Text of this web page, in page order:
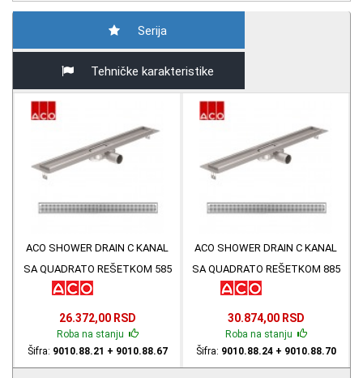
Serija
Tehničke karakteristike
ACO SHOWER DRAIN C KANAL
SA QUADRATO REŠETKOM 585
mm X 74mm 9010.88.21 +
9010.88.67
26.372,00 RSD
Roba na stanju
Šifra: 9010.88.21 + 9010.88.67
ACO SHOWER DRAIN C KANAL
SA QUADRATO REŠETKOM 885
mm X 74mm 9010.88.24 +
9010.88.70
30.874,00 RSD
Roba na stanju
Šifra: 9010.88.24 + 9010.88.70